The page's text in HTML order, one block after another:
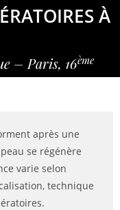
À
– Paris, 16ème
après une
se régénère
varie selon
technique